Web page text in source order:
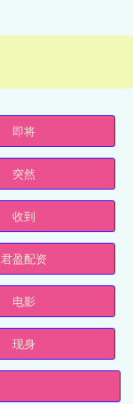
即将
突然
收到
君盈配资
电影
现身